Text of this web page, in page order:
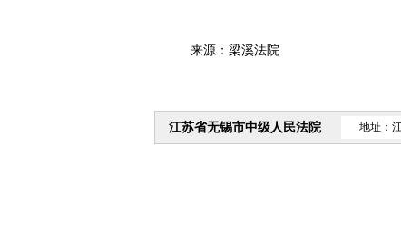
来源：梁溪法院
江苏省无锡市中级人民法院 地址：